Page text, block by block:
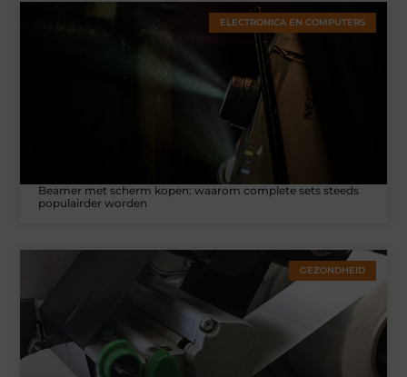
ELECTRONICA EN COMPUTERS
Beamer met scherm kopen: waarom complete sets steeds
populairder worden
GEZONDHEID